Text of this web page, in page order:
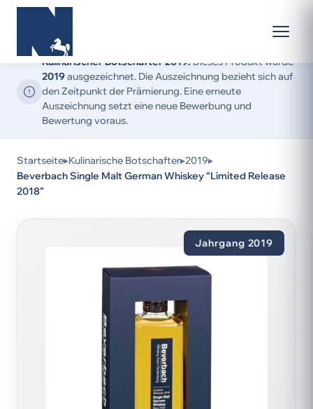
Kulinarischer Botschafter 2019:Dieses Produkt wurde
2019ausgezeichnet. Die Auszeichnung bezieht sich auf
den Zeitpunkt der Prämierung. Eine erneute
Auszeichnung setzt eine neue Bewerbung und
Bewertung voraus.
Startseite▸Kulinarische Botschafter▸2019▸
Beverbach Single Malt German Whiskey “Limited Release
2018”
Jahrgang 2019